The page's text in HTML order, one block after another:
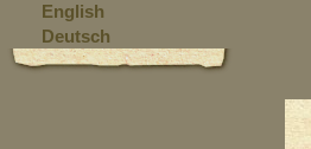
English
Deutsch